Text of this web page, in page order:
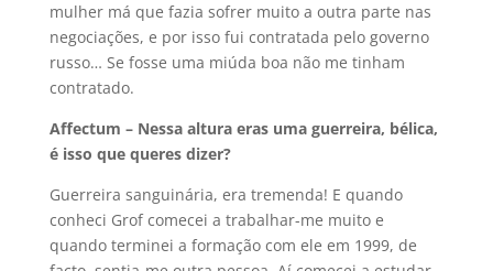
mulher má que fazia sofrer muito a outra parte nas
negociações, e por isso fui contratada pelo governo
russo… Se fosse uma miúda boa não me tinham
contratado.
Affectum – Nessa altura eras uma guerreira, bélica,
é isso que queres dizer?
Guerreira sanguinária, era tremenda! E quando
conheci Grof comecei a trabalhar-me muito e
quando terminei a formação com ele em 1999, de